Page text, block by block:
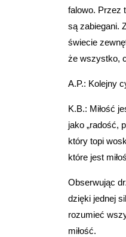
falowo. Przez
są zabiegani.
świecie
że wszystko,
A.P.: Kolejny
K.B.: Miłość
jako „radość,
który topi
które jest
Obserwując
dzięki jednej
rozumieć
miłość.